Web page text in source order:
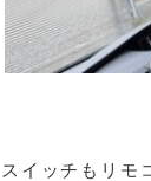
スイッチもリモ